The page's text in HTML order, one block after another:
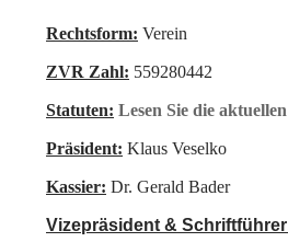
Rechtsform: Verein
ZVR Zahl: 559280442
Statuten: Lesen Sie die
Präsident: Klaus Veselko
Kassier: Dr. Gerald Bader
Vizepräsident &